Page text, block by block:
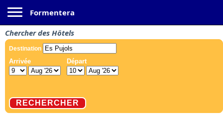
Formentera
Chercher des Hôtels